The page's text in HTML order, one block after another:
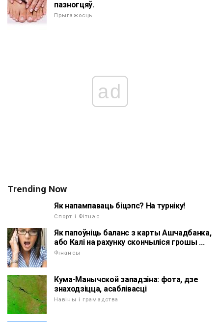
пазногцяў.
Прыгажосць
ad
Trending Now
Як напампаваць біцэпс? На турніку!
Спорт і Фітнэс
Як папоўніць баланс з карты Ашчадбанка,
або Калі на рахунку скончыліся грошы ...
Фінансы
Кума-Манычской западзіна: фота, дзе
знаходзіцца, асаблівасці
Навіны і грамадства